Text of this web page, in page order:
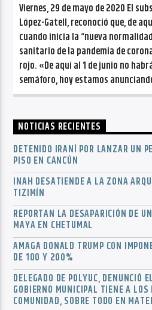
Viernes, 29 de mayo de 2020 El
López-Gatell, reconoció que, de
cuando inicia la “nueva
sanitario de la pandemia de
rojo. «De aquí al 1 de junio no
semáforo, hoy estamos
NOTICIAS RECIENTES
DETENIDO IRANÍ POR LANZAR UN
PISO EN CANCÚN
INAH DESATIENDE A LA ZONA
TIZIMÍN
REPORTAN LA DESAPARICIÓN DE
MAYA EN CHETUMAL
AMAGA DONALD TRUMP CON
DE 100 Y 200%
DELEGADO DE POLYUC, DENUNCIÓ
GOBIERNO MUNICIPAL TIENE A
COMUNIDAD, SOBRE TODO EN